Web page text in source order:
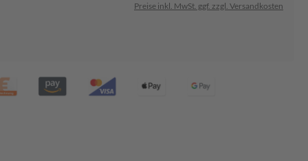
Preise inkl. MwSt. ggf. zzgl. Versandkosten